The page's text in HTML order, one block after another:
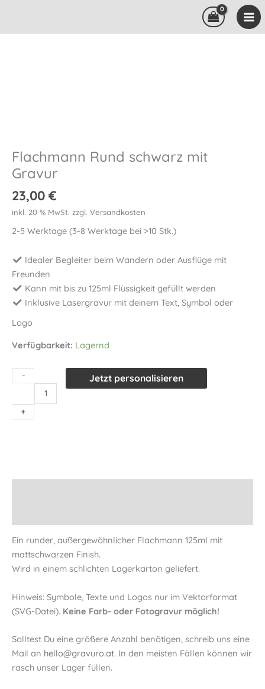
springen
Flachmann Rund schwarz mit
Gravur
23,00 €
inkl. 20 % MwSt. zzgl. Versandkosten
2-5 Werktage (3-8 Werktage bei >10 Stk.)
Idealer Begleiter beim Wandern oder Ausflüge mit
Freunden
Kann mit bis zu 125ml Flüssigkeit gefüllt werden
Inklusive Lasergravur mit deinem Text, Symbol oder
Logo
Verfügbarkeit: Lagernd
-
Flachmann
Rund
schwarz
+
Jetzt personalisieren
Ein runder, außergewöhnlicher Flachmann 125ml mit
mattschwarzen Finish.
Wird in einem schlichten Lagerkarton geliefert.
Hinweis: Symbole, Texte und Logos nur im Vektorformat
(SVG-Datei). Keine Farb- oder Fotogravur möglich!
Solltest Du eine größere Anzahl benötigen, schreib uns eine
Mail an hello@gravuro.at. In den meisten Fällen können wir
rasch unser Lager füllen.